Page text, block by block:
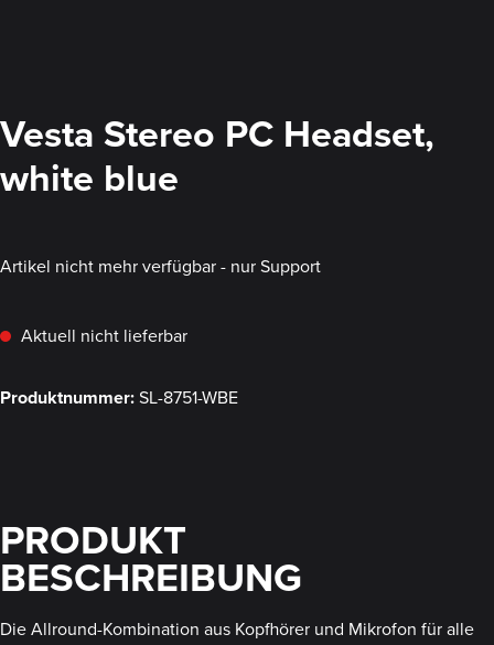
Vesta Stereo PC Headset,
white blue
Artikel nicht mehr verfügbar - nur Support
Aktuell nicht lieferbar
Produktnummer:SL-8751-WBE
PRODUKT
BESCHREIBUNG
Die Allround-Kombination aus Kopfhörer und Mikrofon für alle